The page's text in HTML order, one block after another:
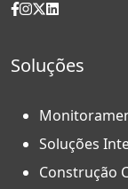
Soluções
Soluções
Construção